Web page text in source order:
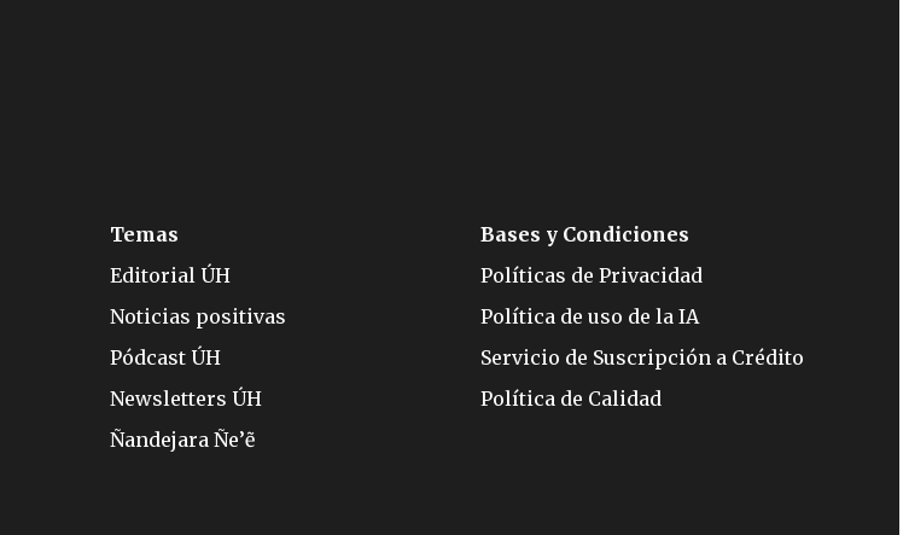
Temas
Editorial ÚH
Noticias positivas
Pódcast ÚH
Newsletters ÚH
Ñandejara Ñe’ẽ
Bases y Condiciones
Políticas de Privacidad
Política de uso de la IA
Servicio de Suscripción a Crédito
Política de Calidad